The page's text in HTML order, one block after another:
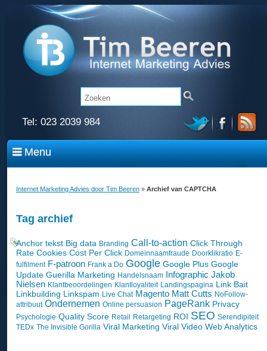
Tel: 023 2039 984
Menu
Internet Marketing Advies door Tim Beeren » Archief van CAPTCHA
Tag archief
Anchor tekst Big data Branding Call-to-action Click Through
Rate Cookies Cost Per Click Domeinnaamfraude Doorklikratio E-
fulfilment F-patroon Frank a Do Google Google Plus Google
Update Guerilla Marketing Handelsnaam Infographic Jakob
Nielsen Klantbeoordelingen Klantloyaliteit Landingspagina Link Bait
Linkbuilding Linkspam Live Chat Magento Matt Cutts NoFollow-
attribuut Ondernemen Online persuasion PageRank Privacy
Psychologie Quality Score Retail Retargeting ROI SEO Serendipiteit
TEDx The Invisible Gorilla Viral Marketing Viral Video Web Analytics